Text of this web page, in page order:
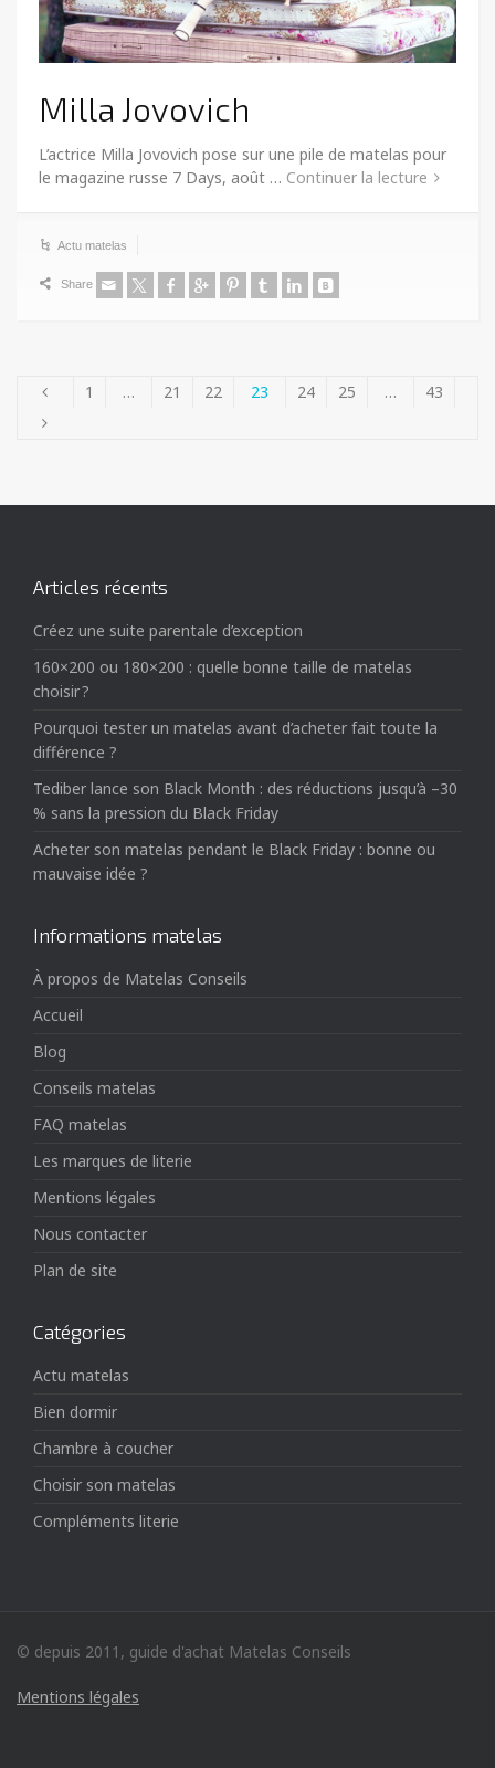
Milla Jovovich
L’actrice Milla Jovovich pose sur une pile de matelas pour
le magazine russe 7 Days, août … Continuer la lecture
Actu matelas
Share
1 … 21 22 23 24 25 … 43
Articles récents
Créez une suite parentale d’exception
160×200 ou 180×200 : quelle bonne taille de matelas
choisir ?
Pourquoi tester un matelas avant d’acheter fait toute la
différence ?
Tediber lance son Black Month : des réductions jusqu’à –30
% sans la pression du Black Friday
Acheter son matelas pendant le Black Friday : bonne ou
mauvaise idée ?
Informations matelas
À propos de Matelas Conseils
Accueil
Blog
Conseils matelas
FAQ matelas
Les marques de literie
Mentions légales
Nous contacter
Plan de site
Catégories
Actu matelas
Bien dormir
Chambre à coucher
Choisir son matelas
Compléments literie
© depuis 2011, guide d'achat Matelas Conseils
Mentions légales